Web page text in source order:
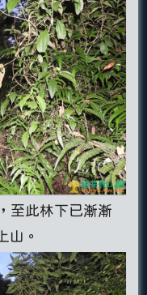
至此林下已漸漸
山。